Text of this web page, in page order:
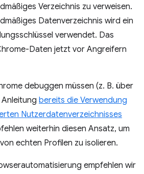
Verzeichnis zu verweisen.
Datenverzeichnis wird ein
verwendet. Das
Daten jetzt vor Angreifern
debuggen müssen (z. B. über
bereits die Verwendung
Nutzerdatenverzeichnisses
weiterhin diesen Ansatz, um
echten Profilen zu isolieren.
empfehlen wir